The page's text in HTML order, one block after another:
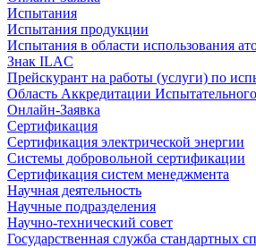
Испытания
Испытания продукции
Испытания в области использования
Знак ILAC
Прейскурант на работы (услуги) по
Область Аккредитации
Онлайн-Заявка
Сертификация
Сертификация электрической энергии
Системы добровольной сертификации
Сертификация систем менеджмента
Научная деятельность
Научные подразделения
Научно-технический совет
Государственная служба стандартных